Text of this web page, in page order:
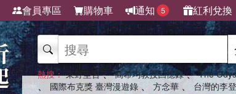
會員專區 購物車 通知 5 紅利兌換
熱搜： 東野圭吾 、 高希均教授回憶錄 、 The
、 國際布克獎 臺灣漫遊錄 、 方念華 、 台灣的李